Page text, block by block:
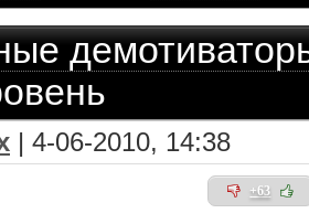
| 4-06-2010, 14:38
+63